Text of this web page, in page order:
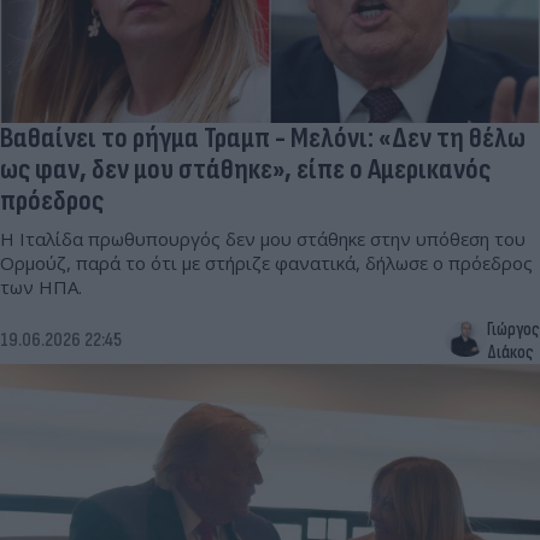
Βαθαίνει το ρήγμα Τραμπ - Μελόνι: «Δεν τη θέλω
ως φαν, δεν μου στάθηκε», είπε ο Αμερικανός
πρόεδρος
Η Ιταλίδα πρωθυπουργός δεν μου στάθηκε στην υπόθεση του
Ορμούζ, παρά το ότι με στήριζε φανατικά, δήλωσε ο πρόεδρος
των ΗΠΑ.
19.06.2026 22:45
Γιώργος
Διάκος